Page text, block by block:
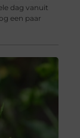
dag vanuit
een paar